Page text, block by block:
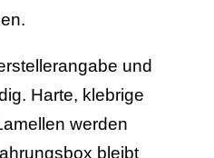
und
Harte, klebrige
werden
bleibt